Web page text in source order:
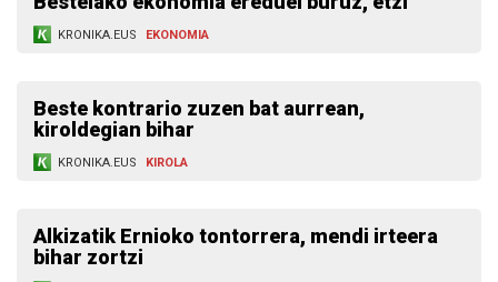
KRONIKA.EUS EKONOMIA
Beste kontrario zuzen bat aurrean,
kiroldegian bihar
KRONIKA.EUS KIROLA
Alkizatik Ernioko tontorrera, mendi irteera
bihar zortzi